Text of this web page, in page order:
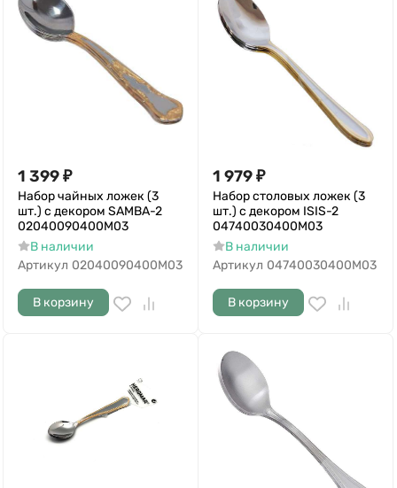
1 399₽
Набор чайных ложек (3
шт.) с декором SAMBA-2
02040090400M03
В наличии
Артикул 02040090400M03
В корзину
1 979₽
Набор столовых ложек (3
шт.) с декором ISIS-2
04740030400M03
В наличии
Артикул 04740030400M03
В корзину